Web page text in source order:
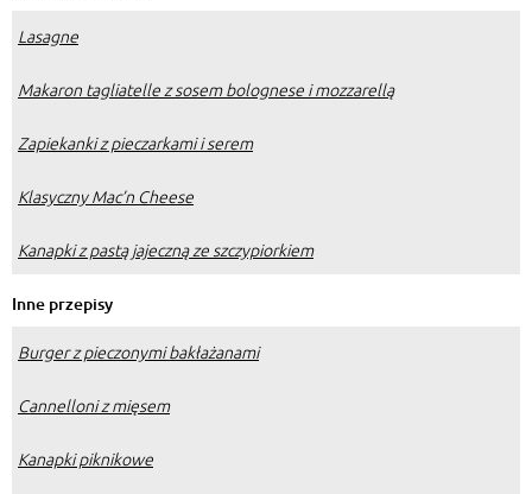
Lasagne
Makaron tagliatelle z sosem bolognese i mozzarellą
Zapiekanki z pieczarkami i serem
Klasyczny Mac’n Cheese
Kanapki z pastą jajeczną ze szczypiorkiem
Inne przepisy
Burger z pieczonymi bakłażanami
Cannelloni z mięsem
Kanapki piknikowe